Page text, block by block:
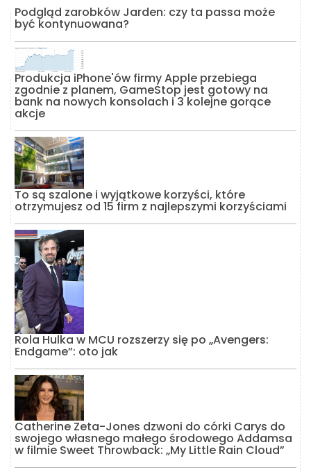
Podgląd zarobków Jarden: czy ta passa może
być kontynuowana?
Produkcja iPhone'ów firmy Apple przebiega
zgodnie z planem, GameStop jest gotowy na
bank na nowych konsolach i 3 kolejne gorące
akcje
To są szalone i wyjątkowe korzyści, które
otrzymujesz od 15 firm z najlepszymi korzyściami
Rola Hulka w MCU rozszerzy się po „Avengers:
Endgame”: oto jak
Catherine Zeta-Jones dzwoni do córki Carys do
swojego własnego małego środowego Addamsa
w filmie Sweet Throwback: „My Little Rain Cloud”